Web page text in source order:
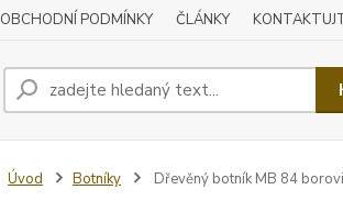
OBCHODNÍ PODMÍNKY ČLÁNKY
Úvod Botníky Dřevěný botník MB 84